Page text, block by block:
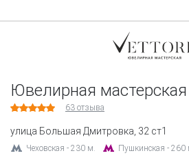
Ювелирная
63 отзыва
улица Большая Дмитровка, 32 ст1
Чеховская - 230 м. Пушкинская - 260